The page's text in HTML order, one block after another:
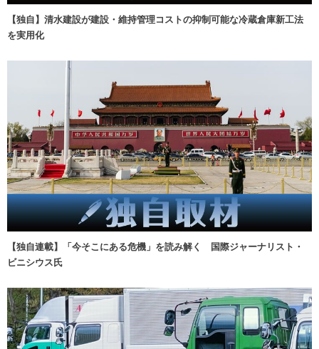
【独自】清水建設が建設・維持管理コストの抑制可能な冷蔵倉庫新工法
を実用化
【独自連載】「今そこにある危機」を読み解く 国際ジャーナリスト・
ビニシウス氏